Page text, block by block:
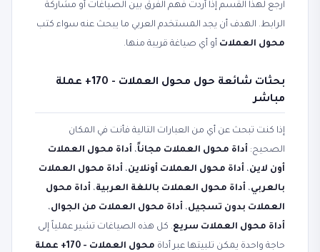
ارجع لهذا القسم إذا أردت فهم الفرق بين الصياغات أو مشاركة
الرابط. الهدف أن يجد المستخدم العربي ما يبحث عنه سواء كتب
محول العملات أو أي صياغة قريبة منها.
بحثات شائعة حول محول العملات - 170+ عملة
مباشر
إذا كنت تبحث عن أي من العبارات التالية فأنت في المكان
الصحيح: أداة محول العملات مجاناً، أداة محول العملات
أون لاين، أداة محول العملات أونلاين، أداة محول العملات
بالعربي، أداة محول العملات باللغة العربية، أداة محول
العملات بدون تسجيل، أداة محول العملات من الجوال،
أداة محول العملات سريع. كل هذه الصياغات تشير عملياً إلى
حاجة واحدة يمكن تلبيتها عبر أداة
محول العملات - 170+ عملة